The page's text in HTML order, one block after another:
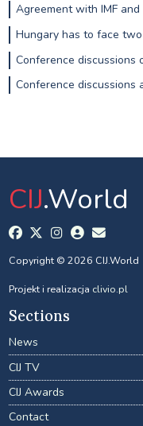
Agreement with IMF
Hungary has to face
Conference discussions
Conference discussions
CIJ.World
Copyright © 2026 CIJ.World
Projekt i realizacja clivio.pl
Sections
News
CIJ TV
CIJ Awards
Contact